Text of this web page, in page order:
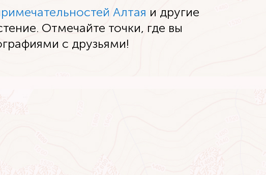
Алтая и другие
Отмечайте точки, где вы
с друзьями!